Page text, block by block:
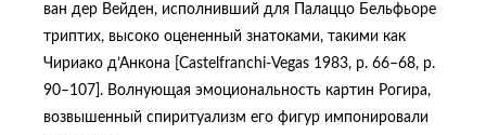
ван дер Вейден, исполнивший для Палаццо Бельфьоре
триптих, высоко оцененный знатоками, такими как
Чириако д’Анкона [Castelfranchi-Vegas 1983, p. 66–68, p.
90–107]. Волнующая эмоциональность картин Рогира,
возвышенный спиритуализм его фигур импонировали